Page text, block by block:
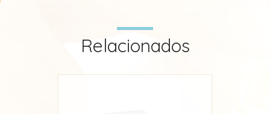
Relacionados